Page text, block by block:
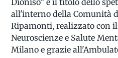
all'interno della Comunità
Ripamonti, realizzato con
Neuroscienze e Salute
Milano e grazie